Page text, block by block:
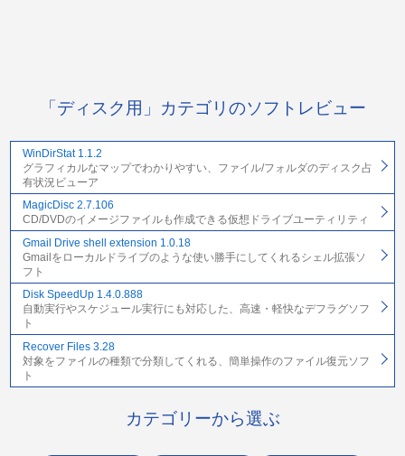
「ディスク用」カテゴリのソフトレビュー
WinDirStat 1.1.2
グラフィカルなマップでわかりやすい、ファイル/フォルダのディスク占
有状況ビューア
MagicDisc 2.7.106
CD/DVDのイメージファイルも作成できる仮想ドライブユーティリティ
Gmail Drive shell extension 1.0.18
Gmailをローカルドライブのような使い勝手にしてくれるシェル拡張ソ
フト
Disk SpeedUp 1.4.0.888
自動実行やスケジュール実行にも対応した、高速・軽快なデフラグソフ
ト
Recover Files 3.28
対象をファイルの種類で分類してくれる、簡単操作のファイル復元ソフ
ト
カテゴリーから選ぶ